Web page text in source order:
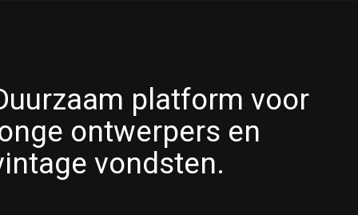
platform voor
ontwerpers en
vondsten.